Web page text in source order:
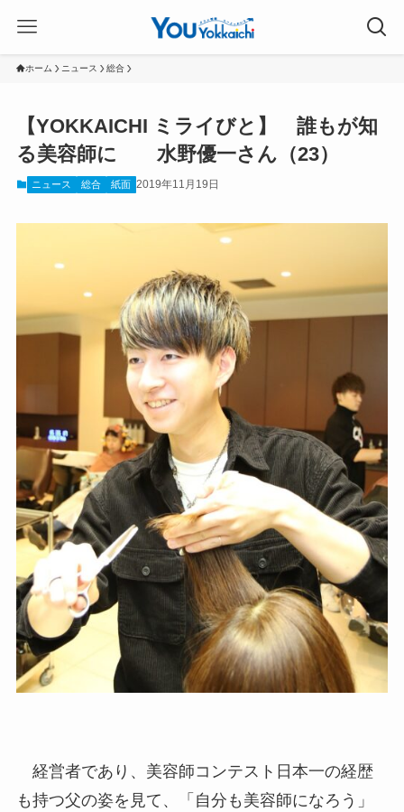
ホーム ニュース 総合
【YOKKAICHI ミライびと】 誰もが知
る美容師に 水野優一さん（23）
ニュース 総合 紙面 2019年11月19日
経営者であり、美容師コンテスト日本一の経歴
も持つ父の姿を見て、「自分も美容師になろう」